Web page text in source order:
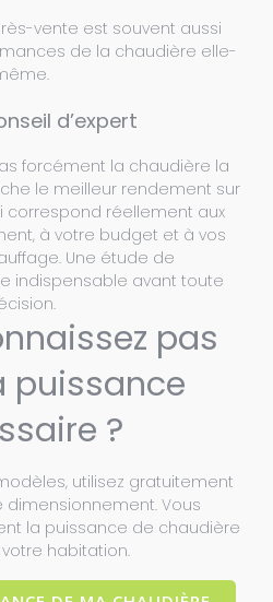
vente est souvent aussi
de la chaudière elle-
d’expert
forcément la chaudière la
le meilleur rendement sur
correspond réellement aux
à votre budget et à vos
Une étude de
indispensable avant toute
pas
puissance
?
utilisez gratuitement
Vous
la puissance de chaudière
habitation.